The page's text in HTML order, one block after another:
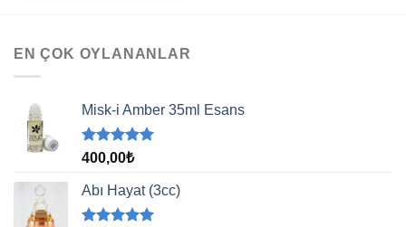
EN ÇOK OYLANANLAR
Misk-i Amber 35ml Esans
5 üzerinden
aldı
400,00₺
Abı Hayat (3cc)